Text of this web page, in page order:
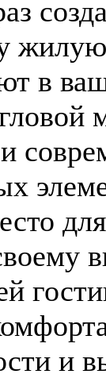
в
и